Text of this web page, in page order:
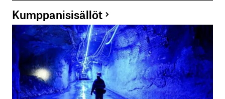
Kumppanisisällöt